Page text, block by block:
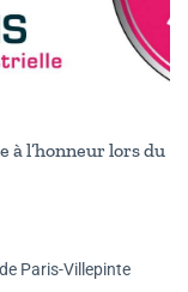
à l’honneur lors du
Paris-Villepinte